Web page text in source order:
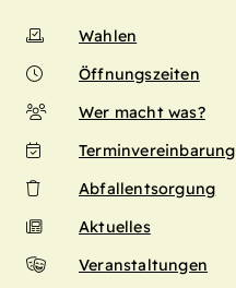
Wahlen
Öffnungszeiten
Wer macht was?
Terminvereinbarung
Abfallentsorgung
Aktuelles
Veranstaltungen